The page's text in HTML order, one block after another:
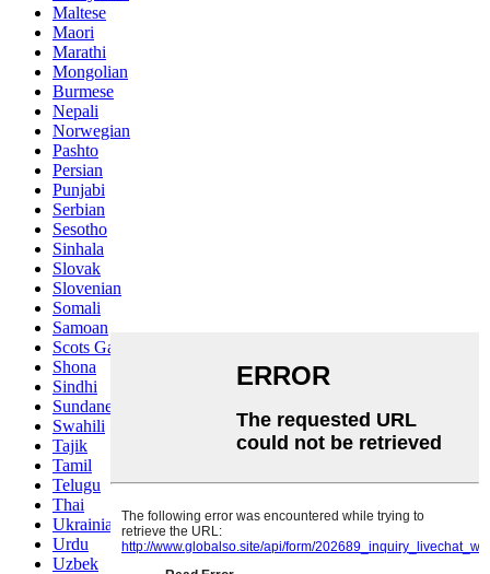
Maltese
Maori
Marathi
Mongolian
Burmese
Nepali
Norwegian
Pashto
Persian
Punjabi
Serbian
Sesotho
Sinhala
Slovak
Slovenian
Somali
Samoan
Scots Gaelic
Shona
Sindhi
Sundanese
Swahili
Tajik
Tamil
Telugu
Thai
Ukrainian
Urdu
Uzbek